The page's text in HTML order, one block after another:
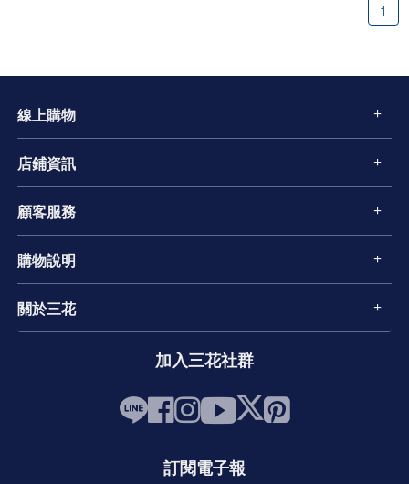
1
線上購物
店鋪資訊
顧客服務
購物說明
關於三花
加入三花社群
訂閱電子報